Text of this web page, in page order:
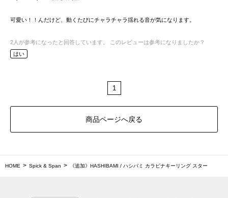
可愛い！！んだけど、動くたびにチャラチャラ揺れる音が気になります。
2 人が参考になったと回答しています。
このレビューは参考になりましたか？
はい
1
商品ページへ戻る
HOME Spick & Span 《追加》HASHIBAMI / ハシバミ カラビナキーリング スター